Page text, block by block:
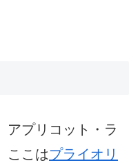
アプリコット・ラ
ここはプライオリ